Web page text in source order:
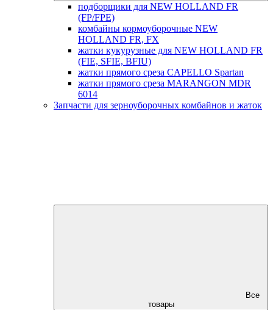
подборщики для NEW HOLLAND FR
(FP/FPE)
комбайны кормоуборочные NEW
HOLLAND FR, FX
жатки кукурузные для NEW HOLLAND FR
(FIE, SFIE, BFIU)
жатки прямого среза CAPELLO Spartan
жатки прямого среза MARANGON MDR
6014
Запчасти для зерноуборочных комбайнов и жаток
Все
товары